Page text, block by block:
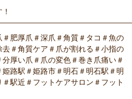
肥厚爪＃深爪＃角質＃タコ＃魚の
＃角質ケア＃爪が割れる＃小指の
厚い爪＃爪の変色＃巻き爪痛い＃
路駅＃姫路市＃明石＃明石駅＃明
駅近＃フットケアサロン＃フット